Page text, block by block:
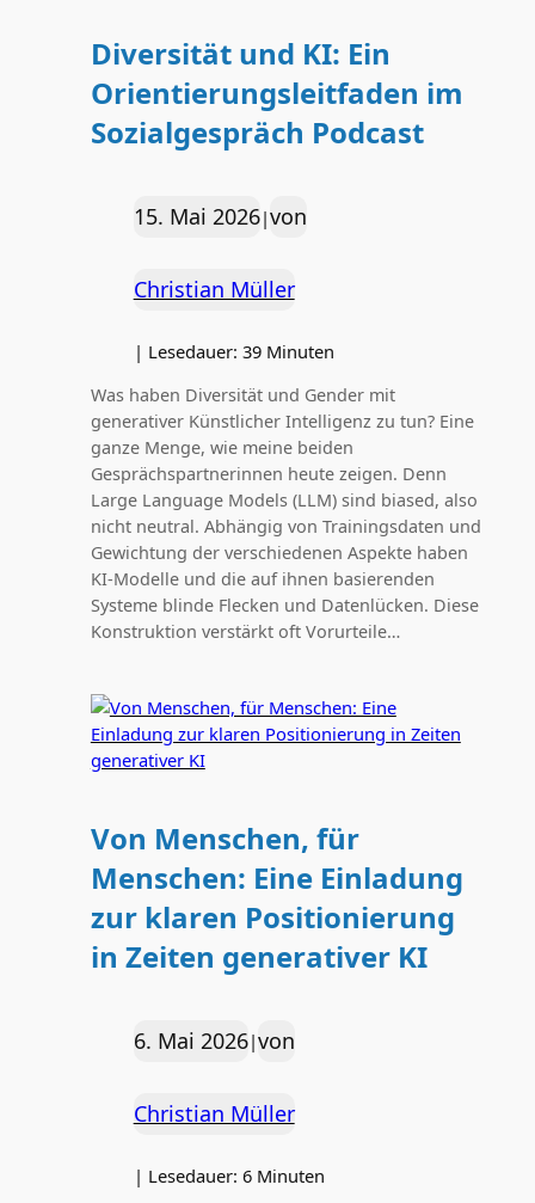
Diversität und KI: Ein
Orientierungsleitfaden im
Sozialgespräch Podcast
15. Mai 2026|von
Christian Müller
| Lesedauer: 39 Minuten
Was haben Diversität und Gender mit
generativer Künstlicher Intelligenz zu tun? Eine
ganze Menge, wie meine beiden
Gesprächspartnerinnen heute zeigen. Denn
Large Language Models (LLM) sind biased, also
nicht neutral. Abhängig von Trainingsdaten und
Gewichtung der verschiedenen Aspekte haben
KI‑Modelle und die auf ihnen basierenden
Systeme blinde Flecken und Datenlücken. Diese
Konstruktion verstärkt oft Vorurteile…
Von Menschen, für
Menschen: Eine Einladung
zur klaren Positionierung
in Zeiten generativer KI
6. Mai 2026|von
Christian Müller
| Lesedauer: 6 Minuten